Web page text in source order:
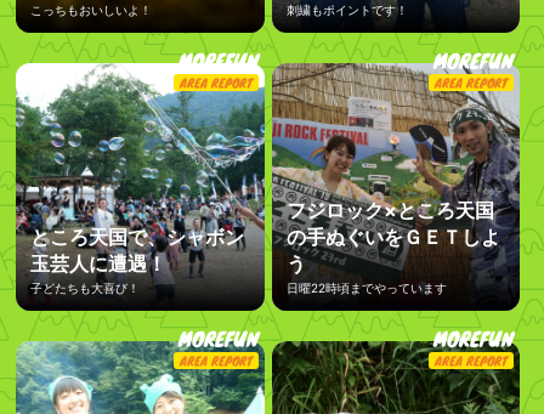
こっちもおいしいよ！ 刺繍もポイントです！
MOREFUN
AREA REPORT
ところ天国で、シャボン
玉芸人に遭遇！
子どたちも大喜び！
MOREFUN
AREA REPORT
フジロック×ところ天国
の手ぬぐいをＧＥＴしよ
う
日曜22時頃までやっています
MOREFUN
AREA REPORT
MOREFUN
AREA REPORT